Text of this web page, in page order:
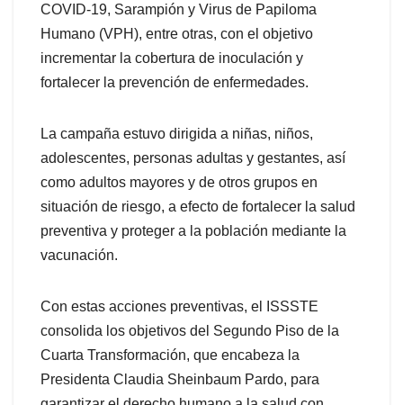
COVID-19, Sarampión y Virus de Papiloma
Humano (VPH), entre otras, con el objetivo
incrementar la cobertura de inoculación y
fortalecer la prevención de enfermedades.
La campaña estuvo dirigida a niñas, niños,
adolescentes, personas adultas y gestantes, así
como adultos mayores y de otros grupos en
situación de riesgo, a efecto de fortalecer la salud
preventiva y proteger a la población mediante la
vacunación.
Con estas acciones preventivas, el ISSSTE
consolida los objetivos del Segundo Piso de la
Cuarta Transformación, que encabeza la
Presidenta Claudia Sheinbaum Pardo, para